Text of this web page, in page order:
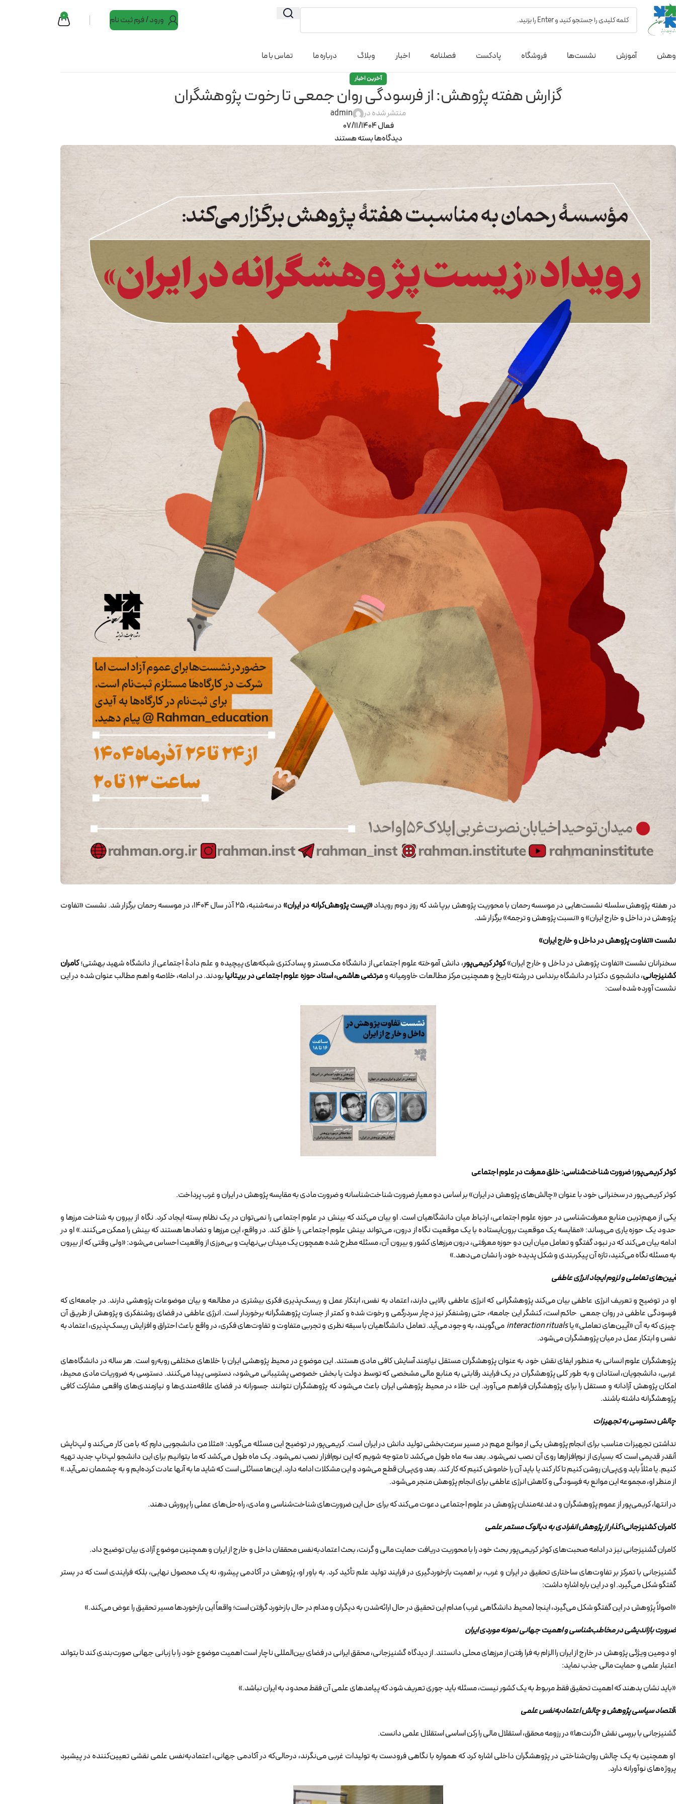
ورود / فرم ثبت نام 0
آموزش نشست‌ها فروشگاه پادکست فصلنامه اخبار وبلاگ درباره ما تماس با ما
آخرین اخبار
گزارش هفته پژوهش: از فرسودگی روان جمعی تا رخوت پژوهشگران
منتشر شده در
admin
فعال 07/11/1404
دیدگاه‌هابسته هستند
در هفته پژوهش سلسله نشست‌هایی در موسسه رحمان با محوریت پژوهش برپا شد که روز دوم رویداد«زیست پژوهش‌گرانه در ایران»
در سه‌شنبه، 25 آذر سال 1404، در موسسه رحمان برگزار شد. نشست «تفاوت
پژوهش در داخل و خارج ایران» و «نسبت پژوهش و ترجمه» برگزار شد.
نشست «تفاوت پژوهش در داخل و خارج ایران»
سخنرانان نشست «تفاوت پژوهش در داخل و خارج ایران»کوثر کریمی‌پور، دانش آموخته علوم اجتماعی از دانشگاه مک‌مستر و پسادکتری شبکه‌های پیچیده و علم دادۀ اجتماعی از دانشگاه شهید بهشتی؛کامران
گشنیزجانی، دانشجوی دکترا در دانشگاه برنداس در رشته تاریخ و همچنین مرکز مطالعات خاورمیانه ومرتضی هاشمی، استادحوزهعلوم اجتماعی در بریتانیابودند. در ادامه، خلاصه و اهم مطالب عنوان شده در این
نشست آورده شده است:
کوثر کریمی‌پور؛ ضرورت شناخت‌شناسی: خلق معرفت در علوم اجتماعی
کوثر کریمی‌پور در سخنرانی خود با عنوان «چالش‌های پژوهش در ایران» بر اساس دو معیار ضرورت شناخت‌شناسانه و ضرورت مادی به مقایسه پژوهش در ایران و غرب پرداخت.
یکی از مهم‌ترین منابع معرفت‌شناسی در حوزه علوم اجتماعی، ارتباط میان دانشگاهیان است. او بیان می‌کند که بینش در علوم اجتماعی را نمی‌توان در یک نظام بسته ایجاد کرد. نگاه از بیرون به شناخت مرزها و
حدود یک حوزه یاری می‌رساند: «مقایسه یک موقعیت برون‌ایستاده با یک موقعیت نگاه از درون، می‌تواند بینش علوم اجتماعی را خلق کند. در واقع، این مرزها و تضادها هستند که بینش را ممکن می‌کنند.» او در
ادامه بیان می‌کند که در نبود گفتگو و تعامل میان این دو حوزه معرفتی، درون مرزهای کشور و بیرون آن، مسئله مطرح شده همچون یک میدان بی‌نهایت و بی‌مرزی از واقعیت احساس می‌شود: «ولی وقتی که از بیرون
به مسئله نگاه می‌کنید، تازه آن پیکربندی و شکل پدیده خود را نشان می‌دهد.»
آیین‌های تعاملی و لزوم ایجاد انرژی عاطفی
او در توضیح و تعریف انرژی عاطفی بیان می‌کند پژوهشگرانی که انرژی عاطفی بالایی دارند، اعتماد به نفس، ابتکار عمل و ریسک‌پذیری فکری بیشتری در مطالعه و بیان موضوعات پژوهشی دارند. در جامعه‌ای که
فرسودگی عاطفی در روان جمعی حاکم است، کنشگر این جامعه، حتی روشنفکر نیز دچار سردرگمی و رخوت شده و کمتر از جسارت پژوهشگرانه برخوردار است. انرژی عاطفی در فضای روشنفکری و پژوهش از طریق آن
چیزی که به آن «آیین‌های تعاملی» یاinteraction rituals می‌گویند، به وجود می‌آید. تعامل دانشگاهیان با سبقه ‌نظری و تجربی متفاوت و تفاوت‌های فکری، در واقع باعث احتراق و افزایش ریسک‌پذیری، اعتماد به
نفس و ابتکار عمل در میان پژوهشگران می‌شود.
پژوهشگران علوم انسانی به منظور ایفای نقش خود به عنوان پژوهشگران مستقل نیازمند آسایش کافی مادی هستند. این موضوع در محیط پژوهشی ایران با خلاهای مختلفی روبه‌رو است. هر ساله در دانشگاه‌های
غربی، دانشجویان، استادان و به طور کلی پژوهشگران در یک فرایند رقابتی به منابع مالی مشخصی که توسط دولت یا بخش خصوصی پشتیبانی می‌شود، دسترسی پیدا می‌کنند. دسترسی به ضروریات مادی محیط،
امکان پژوهش آزادانه و مستقل را برای پژوهشگران فراهم می‌آورد. این خلاء در محیط پژوهشی ایران باعث می‌شود که پژوهشگران نتوانند جسورانه در فضای علاقه‌مندی‌ها و نیازمندی‌های واقعی مشارکت کافی
پژوهشگرانه داشته باشند.
چالش دسترسی به تجهیزات
نداشتن تجهیزات مناسب برای انجام پژوهش یکی از موانع مهم در مسیر سرعت‌بخشی تولید دانش در ایران است. کریمی‌پور در توضیح این مسئله می‌گوید: «مثلا من دانشجویی دارم که با من کار می‌کند و لپ‌تاپش
آنقدر قدیمی است که بسیاری از نرم‌افزارها روی آن نصب نمی‌شود. بعد سه ماه طول می‌کشد تا متوجه شویم که این نرم‌افزار نصب نمی‌شود. یک ماه طول می‌کشد که ما بتوانیم برای این دانشجو لپ‌تاپ جدید تهیه
کنیم. یا مثلاً باید وی‌پی‌ان روشن کنیم تا کار کند یا باید آن را خاموش کنیم که کار کند. بعد وی‌پی‌ان قطع می‌شود و این مشکلات ادامه دارد. این‌ها مسائلی است که شاید ما به آنها عادت کرده‌ایم و به چشممان نمی‌آید.»
از منظر او، مجموعه این موانع به فرسودگی و کاهش انرژی عاطفی برای انجام پژوهش منجر می‌شود.
در انتها، کریمی‌پور از عموم پژوهشگران و دغدغه‌مندان پژوهش در علوم اجتماعی دعوت می‌کند که برای حل این ضرورت‌های شناخت‌شناسی و مادی، راه‌حل‌های عملی را پرورش دهند.
کامران گشنیزجانی؛گذار از پژوهش انفرادی به دیالوگ مستمر علمی
کامران گشنیزجانی نیز در ادامه صحبت‌های کوثر کریمی‌پور بحث خود را با محوریت دریافت حمایت مالی و گرنت، بحث اعتمادبه‌نفس محققان داخل و خارج از ایران و همچنین موضوع آزادی بیان توضیح داد.
گشنیزجانی با تمرکز بر تفاوت‌های ساختاری تحقیق در ایران و غرب، بر اهمیت بازخوردگیری در فرایند تولید علم تأکید کرد. به باور او، پژوهش در آکادمی پیشرو، نه یک محصول نهایی، بلکه فرایندی است که در بستر
گفتگو شکل می‌گیرد. او در این باره اشاره داشت:
«اصولاً پژوهش در این گفتگو شکل می‌گیرد، اینجا (محیط دانشگاهی غرب) مدام این تحقیق در حال ارائه‌شدن به دیگران و مدام در حال بازخورد گرفتن است؛ واقعاً این بازخوردها مسیر تحقیق را عوض می‌کند.»
ضرورت بازاندیشی در مخاطب‌شناسی و اهمیت جهانی نمونه موردی ایران
او دومین ویژگی پژوهش در خارج از ایران را الزام به فرا رفتن از مرزهای محلی دانستند. از دیدگاه گشنیزجانی، محقق ایرانی در فضای بین‌المللی ناچار است اهمیت موضوع خود را با زبانی جهانی صورت‌بندی کند تا بتواند
اعتبار علمی و حمایت مالی جذب نماید:
«باید نشان بدهند که اهمیت تحقیق فقط مربوط به یک کشور نیست، مسئله باید جوری تعریف شود که پیامدهای علمی آن فقط محدود به ایران نباشد.»
اقتصاد سیاسی پژوهش و چالش اعتمادبه‌نفس علمی
گشنیزجانی با بررسی نقش «گرنت‌ها» در رزومه محقق، استقلال مالی را رکن اساسی استقلال علمی دانست.
او همچنین به یک چالش روان‌شناختی در پژوهشگران داخلی اشاره کرد که همواره با نگاهی فرودست به تولیدات غربی می‌نگرند، درحالی‌که در آکادمی جهانی، اعتمادبه‌نفس علمی نقشی تعیین‌کننده در پیشبرد
پروژه‌های نوآورانه دارد.